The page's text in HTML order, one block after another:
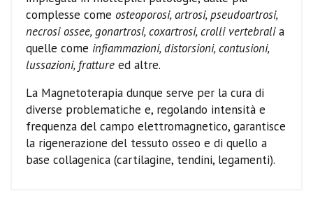
complesse come osteoporosi, artrosi, pseudoartrosi,
necrosi ossee, gonartrosi, coxartrosi, crolli vertebralia
quelle come infiammazioni, distorsioni, contusioni,
lussazioni, fratture ed altre.
La Magnetoterapia dunque serve per la cura di
diverse problematiche e, regolando intensità e
frequenza del campo elettromagnetico, garantisce
la rigenerazione del tessuto osseo e di quello a
base collagenica (cartilagine, tendini, legamenti).